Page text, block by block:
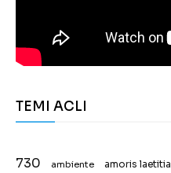
TEMI ACLI
730 ambiente amoris laetitia